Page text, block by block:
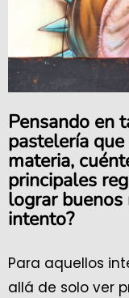
Pensando en
pastelería
materia,
principales
lograr
intento?
Para aquellos
allá de solo ver